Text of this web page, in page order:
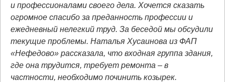
и профессионалами своего дела. Хочется сказать
огромное спасибо за преданность профессии и
ежедневный нелегкий труд. За беседой мы обсудили
текущие проблемы. Наталья Хусаинова из ФАП
«Нефедово» рассказала, что входная группа здания,
где она трудится, требует ремонта – в
частности, необходимо починить козырек.